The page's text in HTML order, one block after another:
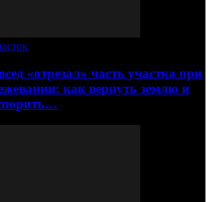
«отрезал» часть участка при
как вернуть землю и